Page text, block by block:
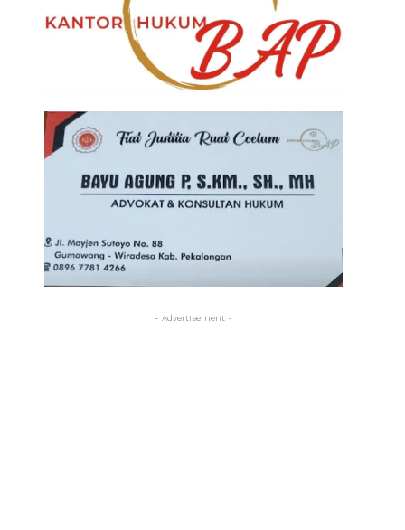
- Advertisement -